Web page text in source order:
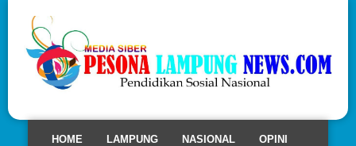
HOME LAMPUNG NASIONAL OPINI